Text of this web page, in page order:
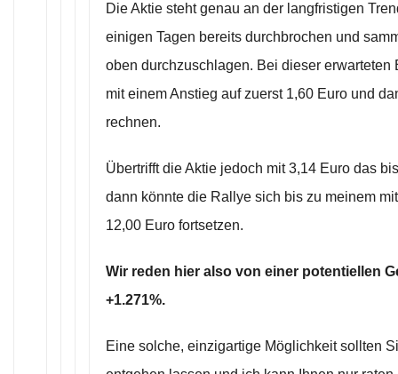
Die Aktie steht genau an der langfristigen
einigen Tagen bereits durchbrochen und
oben durchzuschlagen. Bei dieser erwarteten
mit einem Anstieg auf zuerst 1,60 Euro und
rechnen.
Übertrifft die Aktie jedoch mit 3,14 Euro das
dann könnte die Rallye sich bis zu meinem
12,00 Euro fortsetzen.
Wir reden hier also von einer potentiellen
+1.271%.
Eine solche, einzigartige Möglichkeit sollten